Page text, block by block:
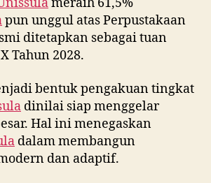
meraih 61,5%
pun unggul atas Perpustakaan
ditetapkan sebagai tuan
Tahun 2028.
bentuk pengakuan tingkat
dinilai siap menggelar
Hal ini menegaskan
dalam membangun
dan adaptif.